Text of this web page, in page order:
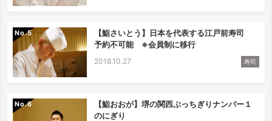
No.
【鮨さいとう】日本を代表する江戸前寿司
予約不可能 ※会員制に移行
2018.10.27 寿司
No.
【鮨おおが】堺の関西ぶっちぎりナンバー１
のにぎり